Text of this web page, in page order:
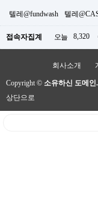
텔레@fundwash 텔레
접속자집계 오늘 8,320
회사소개
Copyright © 소유하신 도메인.
상단으로